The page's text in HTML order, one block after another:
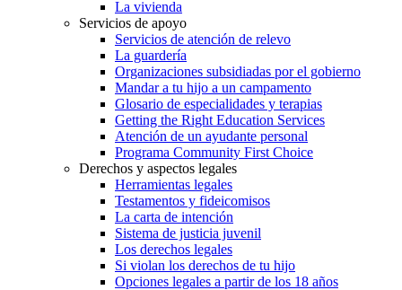
La vivienda
Servicios de apoyo
Servicios de atención de relevo
La guardería
Organizaciones subsidiadas por el gobierno
Mandar a tu hijo a un campamento
Glosario de especialidades y terapias
Getting the Right Education Services
Atención de un ayudante personal
Programa Community First Choice
Derechos y aspectos legales
Herramientas legales
Testamentos y fideicomisos
La carta de intención
Sistema de justicia juvenil
Los derechos legales
Si violan los derechos de tu hijo
Opciones legales a partir de los 18 años